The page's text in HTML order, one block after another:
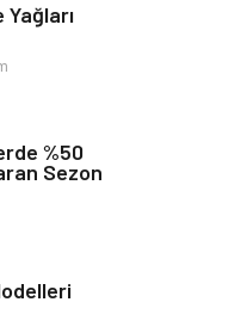
sağlığı
Yağları
%50
Sezon